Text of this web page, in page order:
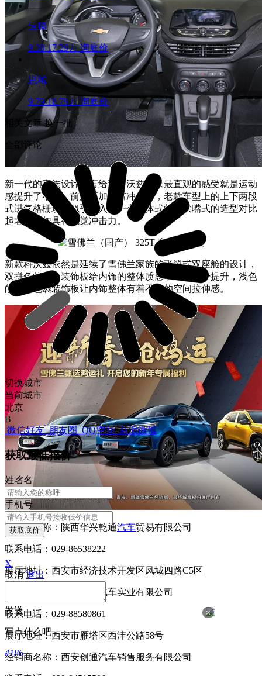
新一代的家族设计语言给新科沃兹带来最直观的感受就是运动
感提升了不少，前脸更加具有冲击力，老款车型上的上下两段
式进气格栅现在似乎融入了一个整体式的，大嘴式的造型对比
起老款更加具有视觉冲击力。
新款科沃兹依然是延续了雪佛兰家族的飞翼式双座舱的设计，
双拼色的内饰装饰板给内饰的整体质感带来了不少提升，浅色
的塑料包裹装饰板让内饰整体有着不错的空间拉伸感。
经销商名称：陕西华兴乾通汽车贸易有限公司
联系电话：029-86538222
展厅地址：西安市经济技术开发区凤城四路C5区
经销商名称：西安泛想汽车实业有限公司
联系电话：029-88580861
展厅地址：西安市雁塔区西沣公路58号
经销商名称：西安创通汽车销售服务有限公司
速腾
9.38-17.29万 询底价
思域
9.79-18.79万 询底价
相关文章换一批
全部评论
切换城市
当前城市
北京
B
微信好友 朋友圈 QQ空间 新浪微博
获取最低报价
姓名名
手机号
获取底价
X
取消 退出
发送
写点什么吧
4186
×